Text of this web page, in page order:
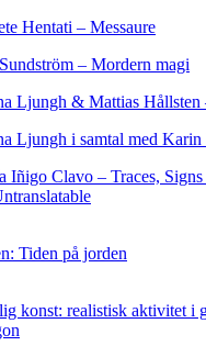
Hentati – Messaure
– Mordern magi
Ljungh & Mattias Hållsten
Ljungh i samtal med
Iñigo Clavo – Traces,
Tiden på jorden
konst: realistisk aktivitet i